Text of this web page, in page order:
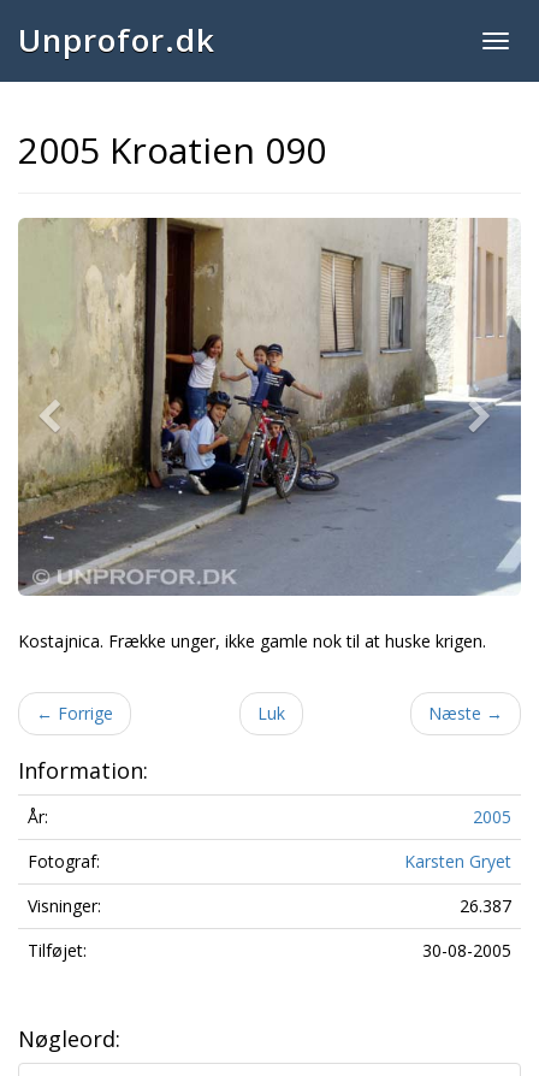
Unprofor.dk
2005 Kroatien 090
Previous Next
Kostajnica. Frække unger, ikke gamle nok til at huske krigen.
← Forrige Luk Næste →
Information:
År:
2005
Fotograf:
Karsten Gryet
Visninger:
26.387
Tilføjet:
30-08-2005
Nøgleord: